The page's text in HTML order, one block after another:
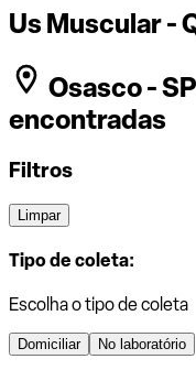
Us Muscular -
Osasco -
encontradas
Filtros
Limpar
Tipo de coleta:
Escolha o tipo de coleta
Domiciliar No laboratório